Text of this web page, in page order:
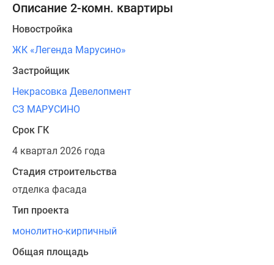
Описание 2-комн. квартиры
Новостройка
ЖК «Легенда Марусино»
Застройщик
Некрасовка Девелопмент
СЗ МАРУСИНО
Срок ГК
4 квартал 2026 года
Стадия строительства
отделка фасада
Тип проекта
монолитно-кирпичный
Общая площадь